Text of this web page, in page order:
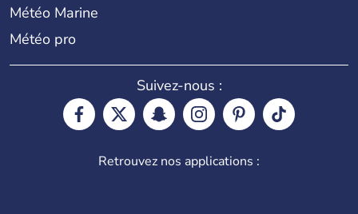
Météo Marine
Météo pro
Suivez-nous :
Retrouvez nos applications :